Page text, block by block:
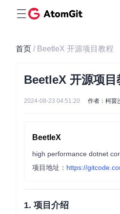
首页 / BeetleX 开源项目教程
BeetleX 开源项目
2024-08-23 04:51:20 作者：柯茵
BeetleX
项目地址： https://
1. 项目介绍